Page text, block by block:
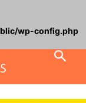
wp-config.php